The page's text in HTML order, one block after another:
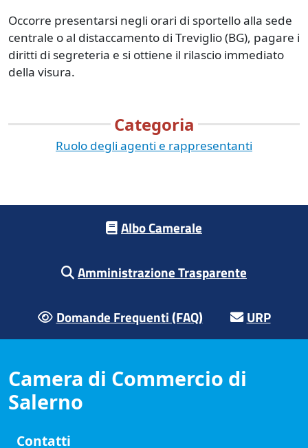
Occorre presentarsi negli orari di sportello alla sede
centrale o al distaccamento di Treviglio (BG), pagare i
diritti di segreteria e si ottiene il rilascio immediato
della visura.
Categoria
Ruolo degli agenti e rappresentanti
Albo Camerale
Amministrazione Trasparente
Domande Frequenti (FAQ) URP
Camera di Commercio di
Salerno
Contatti